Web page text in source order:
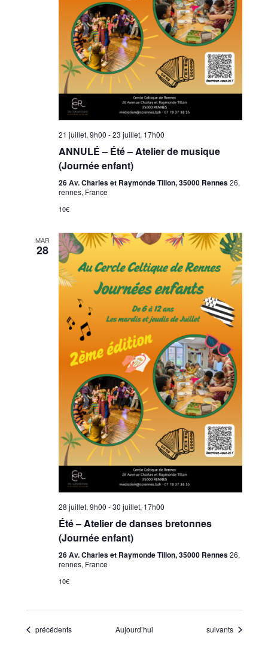
21 juillet, 9h00 -23 juillet, 17h00
ANNULÉ – Été – Atelier de musique
(Journée enfant)
26 Av. Charles et Raymonde Tillon, 35000 Rennes26,
rennes, France
10€
MAR
28
28 juillet, 9h00 -30 juillet, 17h00
Été – Atelier de danses bretonnes
(Journée enfant)
26 Av. Charles et Raymonde Tillon, 35000 Rennes26,
rennes, France
10€
Évènements
précédents Aujourd’hui Évènements
suivants